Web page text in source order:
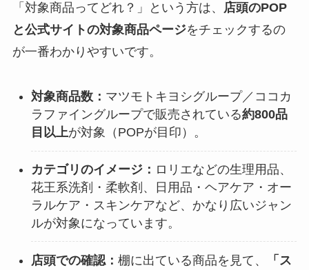
「対象商品ってどれ？」という方は、 店頭のPOP
と公式サイトの対象商品ページをチェックするの
が一番わかりやすいです。
対象商品数： マツモトキヨシグループ／ココカ
ラファイングループで販売されている約800品
目以上が対象（POPが目印）。
カテゴリのイメージ： ロリエなどの生理用品、
花王系洗剤・柔軟剤、日用品・ヘアケア・オー
ラルケア・スキンケアなど、かなり広いジャン
ルが対象になっています。
店頭での確認： 棚に出ている商品を見て、
「ス